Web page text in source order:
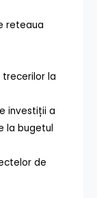
reteaua
la
investiții a
la bugetul
de